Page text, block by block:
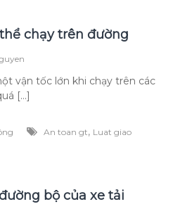
chạy trên đường
vận tốc lớn khi chạy trên các
[…]
An toan gt, Luat giao
bộ của xe tải